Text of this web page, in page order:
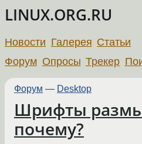
LINUX.ORG.RU
Новости Галерея Статьи
Форум Опросы Трекер
Форум — Desktop
Шрифты
почему?